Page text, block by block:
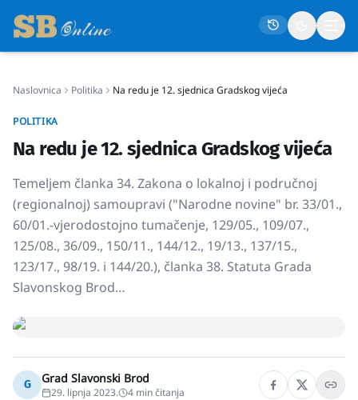
Gospodarstvo
Život
Crna kronika
Sport
Osmrtnice
Naslovnica Politika Na redu je 12. sjednica Gradskog vijeća
POLITIKA
Na redu je 12. sjednica Gradskog vijeća
Temeljem članka 34. Zakona o lokalnoj i područnoj
(regionalnoj) samoupravi ("Narodne novine" br. 33/01.,
60/01.-vjerodostojno tumačenje, 129/05., 109/07.,
125/08., 36/09., 150/11., 144/12., 19/13., 137/15.,
123/17., 98/19. i 144/20.), članka 38. Statuta Grada
Slavonskog Brod…
G Grad Slavonski Brod
29. lipnja 2023. 4 min čitanja